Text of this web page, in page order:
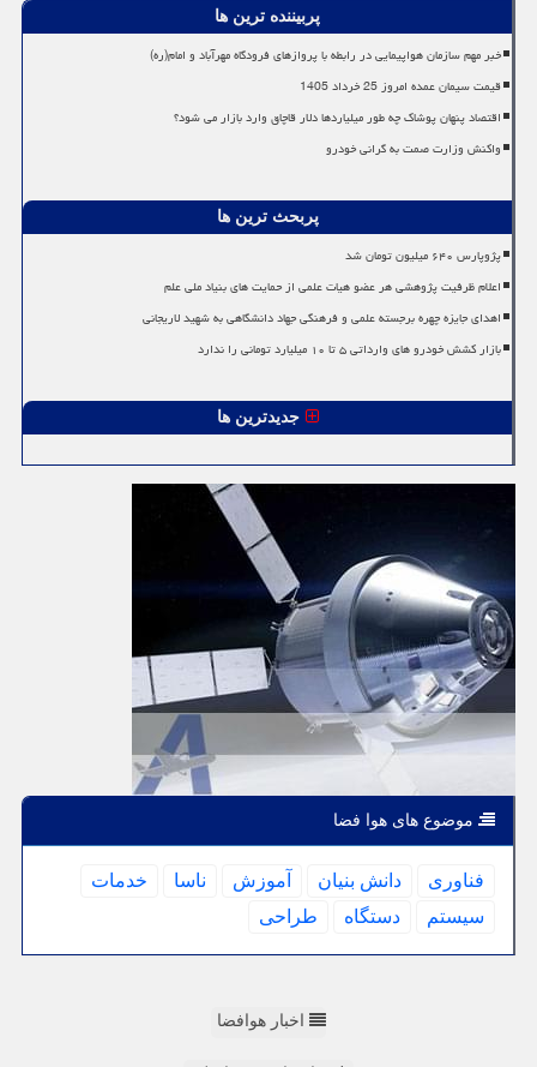
پربیننده ترین ها
خبر مهم سازمان هواپیمایی در رابطه با پروازهای فرودگاه مهرآباد و امام(ره)
قیمت سیمان عمده امروز 25 خرداد 1405
اقتصاد پنهان پوشاک چه طور میلیاردها دلار قاچاق وارد بازار می شود؟
واکنش وزارت صمت به گرانی خودرو
پربحث ترین ها
پژوپارس ۶۴۰ میلیون تومان شد
اعلام ظرفیت پژوهشی هر عضو هیات علمی از حمایت های بنیاد ملی علم
اهدای جایزه چهره برجسته علمی و فرهنگی جهاد دانشگاهی به شهید لاریجانی
بازار کشش خودرو های وارداتی ۵ تا ۱۰ میلیارد تومانی را ندارد
جدیدترین ها
موضوع های هوا فضا
فناوری دانش بنیان آموزش ناسا
خدمات
سیستم
دستگاه طراحی
اخبار هوافضا